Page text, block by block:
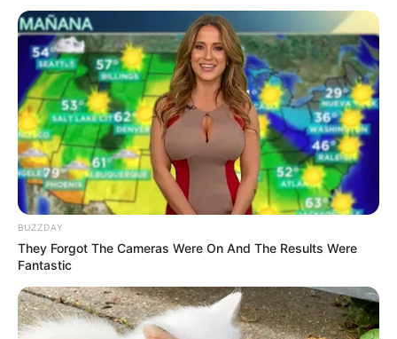
Kristen Hanby
3
fans love
VOTE
Tanggal Lahir:
8 Maret1993
Tempat Lahir:
Umur: Profesi:
BUZZDAY
They Forgot The Cameras Were On And The Results Were
Fantastic